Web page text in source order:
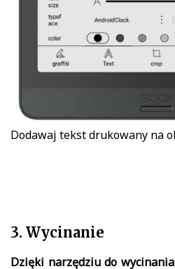
Dodawaj tekst drukowany na
3. Wycinanie
Dzięki narzędziu do